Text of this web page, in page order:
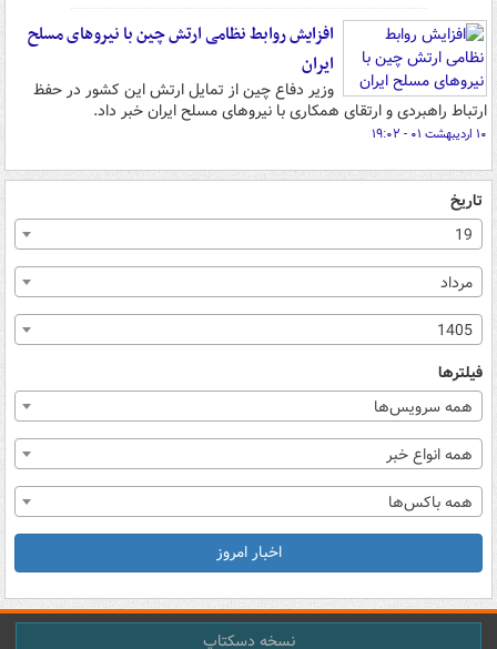
افزایش روابط نظامی ارتش چین با نیروهای مسلح
ایران
وزیر دفاع چین از تمایل ارتش این کشور در حفظ
ارتباط راهبردی و ارتقای همکاری با نیروهای مسلح ایران خبر داد.
۱۰ اردیبهشت ۰۱ - ۱۹:۰۲
تاریخ
19
مرداد
1405
فیلترها
همه سرویس‌ها
همه انواع خبر
همه باکس‌ها
اخبار امروز
نسخه دسکتاپ